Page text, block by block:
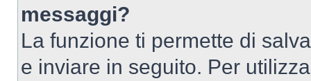
messaggi?
La funzione ti permette di
e inviare in seguito. Per